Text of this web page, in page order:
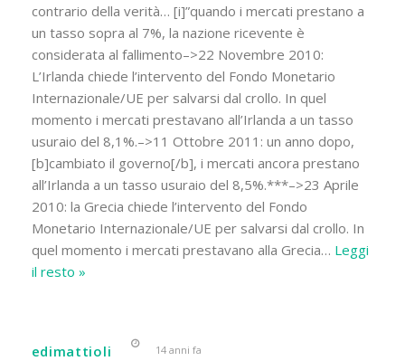
contrario della verità… [i]”quando i mercati prestano a
un tasso sopra al 7%, la nazione ricevente è
considerata al fallimento–>22 Novembre 2010:
L’Irlanda chiede l’intervento del Fondo Monetario
Internazionale/UE per salvarsi dal crollo. In quel
momento i mercati prestavano all’Irlanda a un tasso
usuraio del 8,1%.–>11 Ottobre 2011: un anno dopo,
[b]cambiato il governo[/b], i mercati ancora prestano
all’Irlanda a un tasso usuraio del 8,5%.***–>23 Aprile
2010: la Grecia chiede l’intervento del Fondo
Monetario Internazionale/UE per salvarsi dal crollo. In
quel momento i mercati prestavano alla Grecia… Leggi
il resto »
edimattioli 14 anni fa